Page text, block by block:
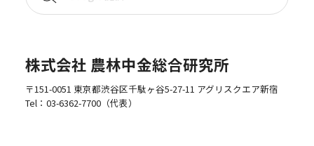
株式会社 農林中金総合研究所
〒151-0051 東京都渋谷区千駄ヶ谷5-27-11 アグリスクエア新宿
Tel： 03-6362-7700（代表）